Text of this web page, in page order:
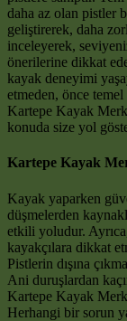
daha az olan pistler
geliştirerek, daha
inceleyerek,
önerilerine dikkat
kayak deneyimi
etmeden, önce
Kartepe Kayak
konuda size yol
Kartepe Kayak
Kayak yaparken
düşmelerden
etkili yoludur.
kayakçılara dikkat
Pistlerin dışına
Ani duruşlardan
Kartepe Kayak
Herhangi bir sorun